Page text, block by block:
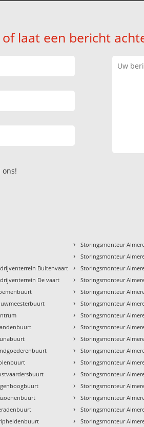
of laat een bericht
ons!
Buitenvaart
De vaart
› Storingsmonteur
› Storingsmonteur
› Storingsmonteur
› Storingsmonteur
› Storingsmonteur
› Storingsmonteur
› Storingsmonteur
› Storingsmonteur
› Storingsmonteur
› Storingsmonteur
› Storingsmonteur
› Storingsmonteur
› Storingsmonteur
› Storingsmonteur
› Storingsmonteur
› Storingsmonteur